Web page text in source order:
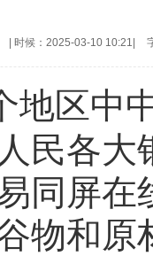
时候：2025-03-10 10:21
地区中
民各大
同屏
物和原